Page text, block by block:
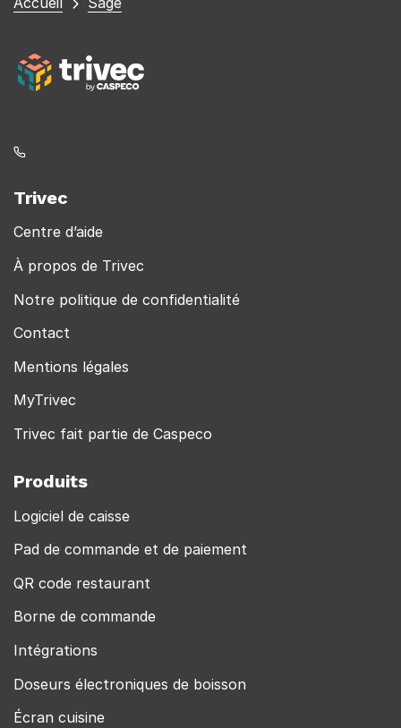
Trivec
Centre d’aide
À propos de Trivec
Notre politique de confidentialité
Contact
Mentions légales
MyTrivec
Trivec fait partie de Caspeco
Produits
Logiciel de caisse
Pad de commande et de paiement
QR code restaurant
Borne de commande
Intégrations
Doseurs électroniques de boisson
Écran cuisine